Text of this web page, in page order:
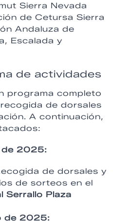
Sierra Nevada
de Cetursa Sierra
Andaluza de
Escalada y
de actividades
programa completo
de dorsales
A continuación,
de 2025:
de dorsales y
de sorteos en el
Serrallo Plaza
de 2025: